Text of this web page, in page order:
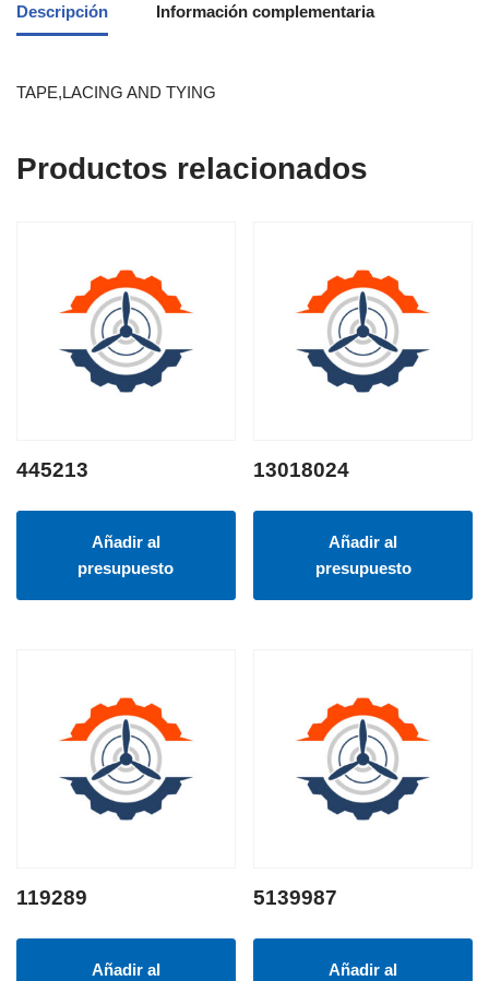
Descripción Información complementaria
TAPE,LACING AND TYING
Productos relacionados
445213
Añadir al
presupuesto
13018024
Añadir al
presupuesto
119289
Añadir al
5139987
Añadir al